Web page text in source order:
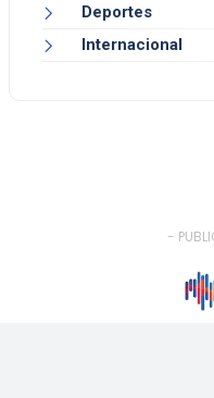
Deportes
Internacional
-